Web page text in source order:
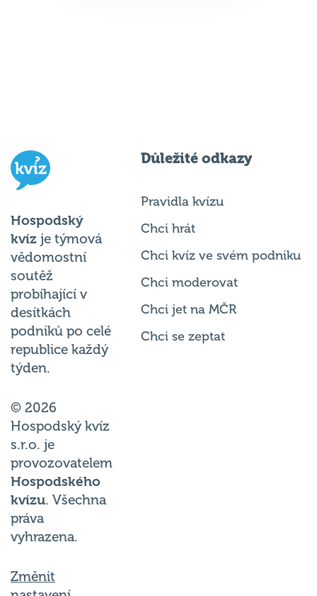
Hospodský
kvíz je týmová
vědomostní
soutěž
probíhající v
desítkách
podniků po celé
republice každý
týden.
© 2026
Hospodský kvíz
s.r.o. je
provozovatelem
Hospodského
kvízu. Všechna
práva
vyhrazena.
Změnit
Důležité odkazy
Pravidla kvízu
Chci hrát
Chci kvíz ve svém podniku
Chci moderovat
Chci jet na MČR
Chci se zeptat